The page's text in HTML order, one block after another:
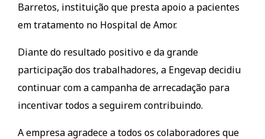
Barretos, instituição que presta apoio a pacientes
em tratamento no Hospital de Amor.
Diante do resultado positivo e da grande
participação dos trabalhadores, a Engevap decidiu
continuar com a campanha de arrecadação para
incentivar todos a seguirem contribuindo.
A empresa agradece a todos os colaboradores que